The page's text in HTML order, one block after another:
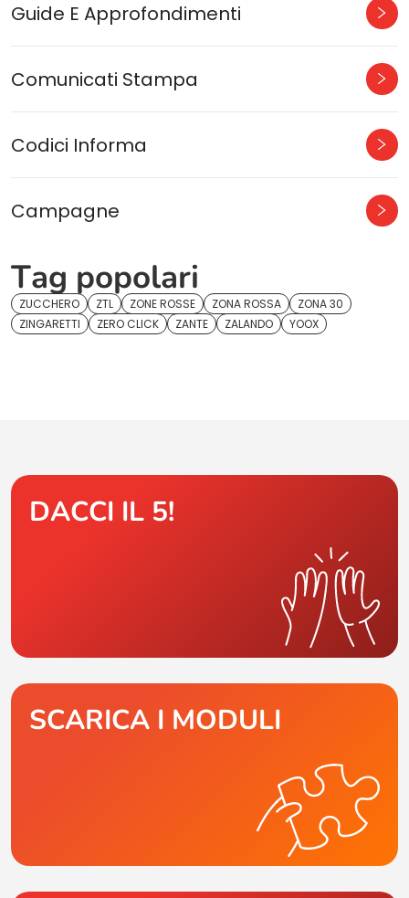
Guide E Approfondimenti
Comunicati Stampa
Codici Informa
Campagne
Tag popolari
ZUCCHERO ZTL ZONE ROSSE ZONA ROSSA
ZONA 30
ZINGARETTI
ZERO CLICK ZANTE ZALANDO YOOX
DACCI IL 5!
SCARICA I MODULI